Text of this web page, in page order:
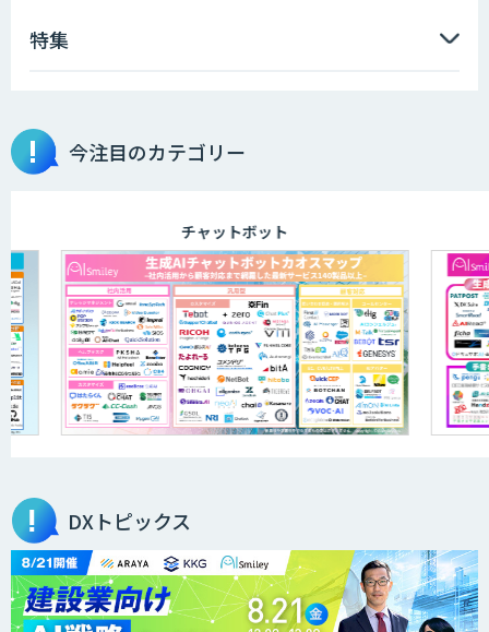
TDSEEye
APTOのAI受託開発
高性能・省電力を両立した小型AIゲート
ウェイ「ARTiGO A5000」
高性能 AI エンジン搭載エッジシステム
「VAB-5000」
特集
今注目のカテゴリー
チャットボット
DXトピックス